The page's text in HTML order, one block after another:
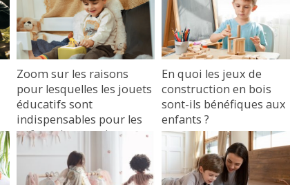
Zoom sur les raisons
pour lesquelles les jouets
éducatifs sont
indispensables pour les
enfants (et pour les
parents)
18 juillet 2023
En quoi les jeux de
construction en bois
sont-ils bénéfiques aux
enfants ?
26 mai 2023